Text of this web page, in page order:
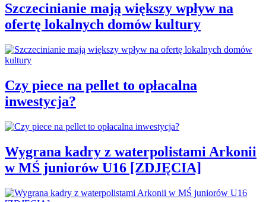
Szczecinianie mają większy wpływ na
ofertę lokalnych domów kultury
Czy piece na pellet to opłacalna
inwestycja?
Wygrana kadry z waterpolistami Arkonii
w MŚ juniorów U16 [ZDJĘCIA]